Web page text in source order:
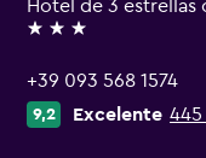
Hotel de 3
3 estrellas
+39 093 568 1574
9,2 Excelente